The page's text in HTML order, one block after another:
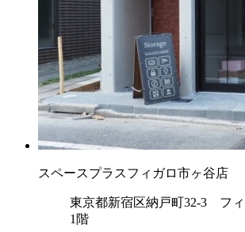
スペースプラスフィガロ市ヶ谷店
東京都新宿区納戸町32-3 フ
1階